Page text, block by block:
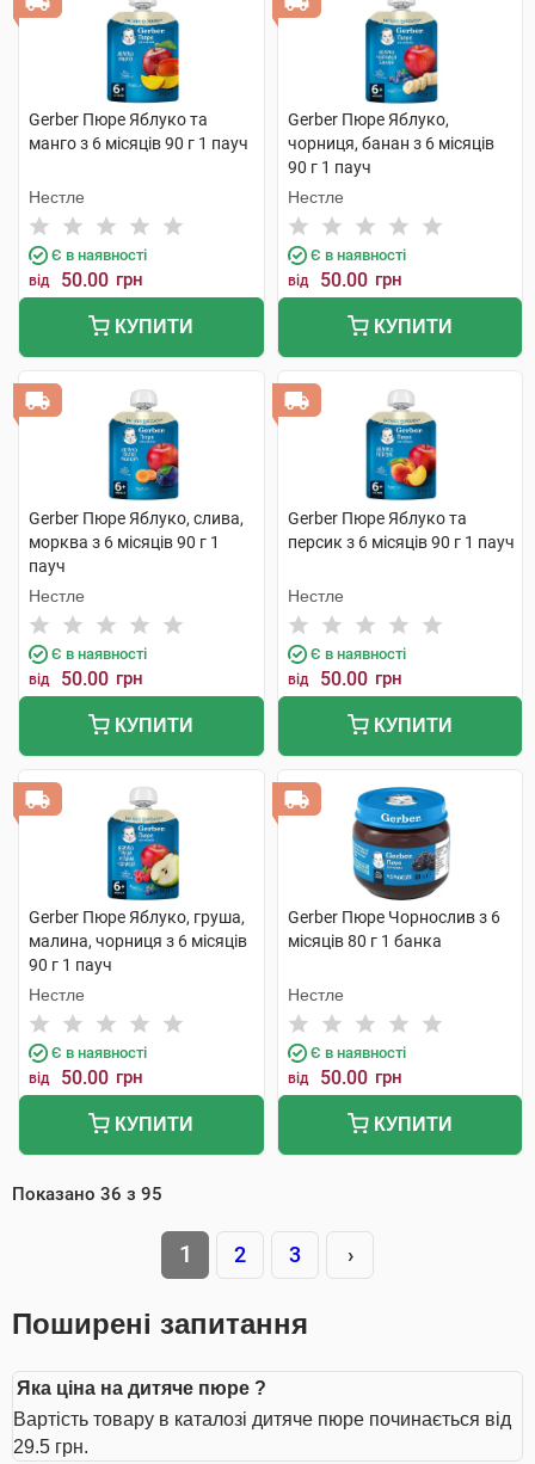
Gerber Пюре Яблуко та
манго з 6 місяців 90 г 1 пауч
Нестле
Є в наявності
від 50.00 грн
КУПИТИ
Gerber Пюре Яблуко,
чорниця, банан з 6 місяців
90 г 1 пауч
Нестле
Є в наявності
від 50.00 грн
КУПИТИ
Gerber Пюре Яблуко, слива,
морква з 6 місяців 90 г 1
пауч
Нестле
Є в наявності
від 50.00 грн
КУПИТИ
Gerber Пюре Яблуко та
персик з 6 місяців 90 г 1 пауч
Нестле
Є в наявності
від 50.00 грн
КУПИТИ
Gerber Пюре Яблуко, груша,
малина, чорниця з 6 місяців
90 г 1 пауч
Нестле
Є в наявності
від 50.00 грн
КУПИТИ
Gerber Пюре Чорнослив з 6
місяців 80 г 1 банка
Нестле
Є в наявності
від 50.00 грн
КУПИТИ
Показано 36 з 95
1 2 3 ›
Поширені запитання
Яка ціна на дитяче пюре ?
Вартість товару в каталозі дитяче пюре починається від
29.5 грн.